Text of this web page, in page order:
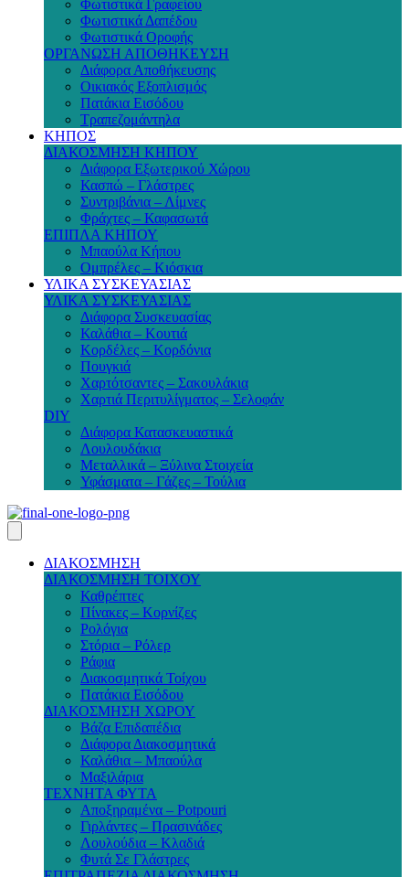
Φωτιστικά Γραφείου
Φωτιστικά Δαπέδου
Φωτιστικά Οροφής
ΟΡΓΑΝΩΣΗ ΑΠΟΘΗΚΕΥΣΗ
Διάφορα Αποθήκευσης
Οικιακός Εξοπλισμός
Πατάκια Εισόδου
Τραπεζομάντηλα
ΚΗΠΟΣ
ΔΙΑΚΟΣΜΗΣΗ ΚΗΠΟΥ
Διάφορα Εξωτερικού Χώρου
Κασπώ – Γλάστρες
Συντριβάνια – Λίμνες
Φράχτες – Καφασωτά
ΕΠΙΠΛΑ ΚΗΠΟΥ
Μπαούλα Κήπου
Ομπρέλες – Κιόσκια
ΥΛΙΚΑ ΣΥΣΚΕΥΑΣΙΑΣ
ΥΛΙΚΑ ΣΥΣΚΕΥΑΣΙΑΣ
Διάφορα Συσκευασίας
Καλάθια – Κουτιά
Κορδέλες – Κορδόνια
Πουγκιά
Χαρτότσαντες – Σακουλάκια
Χαρτιά Περιτυλίγματος – Σελοφάν
DIY
Διάφορα Κατασκευαστικά
Λουλουδάκια
Μεταλλικά – Ξύλινα Στοιχεία
Υφάσματα – Γάζες – Τούλια
ΔΙΑΚΟΣΜΗΣΗ
ΔΙΑΚΟΣΜΗΣΗ ΤΟΙΧΟΥ
Καθρέπτες
Πίνακες – Κορνίζες
Ρολόγια
Στόρια – Ρόλερ
Ράφια
Διακοσμητικά Τοίχου
Πατάκια Εισόδου
ΔΙΑΚΟΣΜΗΣΗ ΧΩΡΟΥ
Βάζα Επιδαπέδια
Διάφορα Διακοσμητικά
Καλάθια – Μπαούλα
Μαξιλάρια
ΤΕΧΝΗΤΑ ΦΥΤΑ
Αποξηραμένα – Potpouri
Γιρλάντες – Πρασινάδες
Λουλούδια – Κλαδιά
Φυτά Σε Γλάστρες